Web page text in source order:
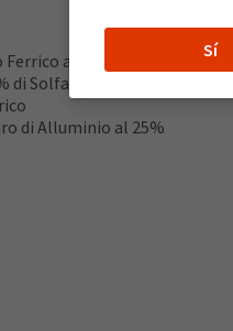
al 15,5%
Solfato Ferrico e Subsolfato
di Alluminio al 25%
Sí